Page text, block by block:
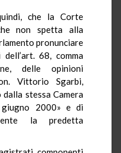
che la Corte
non spetta alla
pronunciare
68, comma
delle opinioni
Vittorio Sgarbi,
stessa Camera
2000» e di
la predetta